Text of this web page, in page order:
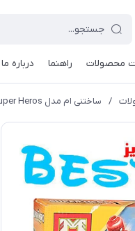
محصولات راهنما درباره ما
/ ساختنی ام مدل Super Heros کد 1021D